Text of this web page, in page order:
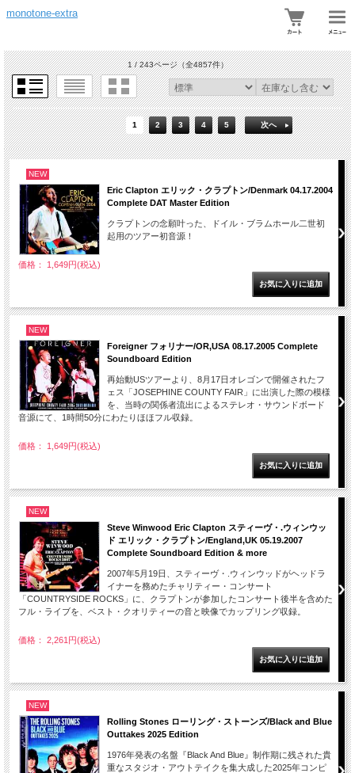
monotone-extra
1 / 243ページ（全4857件）
1 2 3 4 5 次へ
NEW
Eric Clapton エリック・クラプトン/Denmark 04.17.2004
Complete DAT Master Edition
クラプトンの念願叶った、ドイル・ブラムホール二世初
起用のツアー初音源！
価格： 1,649円(税込)
NEW
Foreigner フォリナー/OR,USA 08.17.2005 Complete
Soundboard Edition
再始動USツアーより、8月17日オレゴンで開催されたフ
ェス「JOSEPHINE COUNTY FAIR」に出演した際の模様
を、当時の関係者流出によるステレオ・サウンドボード
音源にて、1時間50分にわたりほほフル収録。
価格： 1,649円(税込)
NEW
Steve Winwood Eric Clapton スティーヴ・.ウィンウッ
ド エリック・クラプトン/England,UK 05.19.2007
Complete Soundboard Edition & more
2007年5月19日、スティーヴ・.ウィンウッドがヘッドラ
イナーを務めたチャリティー・コンサート
「COUNTRYSIDE ROCKS」に、クラプトンが参加したコンサート後半を含めた
フル・ライブを、ベスト・クオリティーの音と映像でカップリング収録。
価格： 2,261円(税込)
NEW
Rolling Stones ローリング・ストーンズ/Black and Blue
Outtakes 2025 Edition
1976年発表の名盤『Black And Blue』制作期に残された貴
重なスタジオ・アウトテイクを集大成した2025年コンピ